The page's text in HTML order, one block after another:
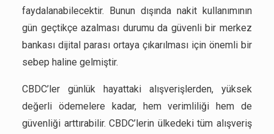
faydalanabilecektir. Bunun dışında nakit kullanımının
gün geçtikçe azalması durumu da güvenli bir merkez
bankası dijital parası ortaya çıkarılması için önemli bir
sebep haline gelmiştir.
CBDC’ler günlük hayattaki alışverişlerden, yüksek
değerli ödemelere kadar, hem verimliliği hem de
güvenliği arttırabilir. CBDC’lerin ülkedeki tüm alışveriş